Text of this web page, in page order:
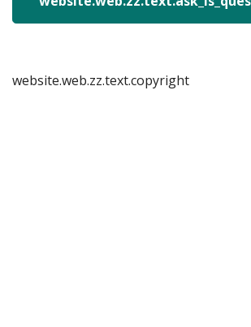
website.web.zz.text.copyright